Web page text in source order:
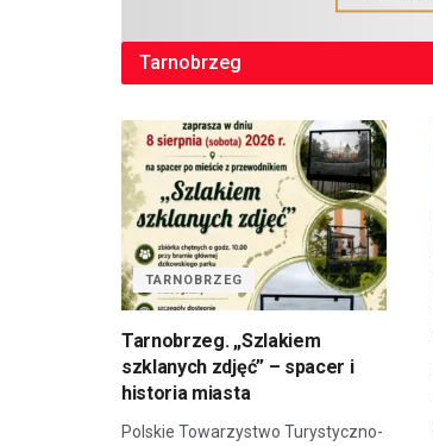
Tarnobrzeg
TARNOBRZEG
Tarnobrzeg. „Szlakiem
szklanych zdjęć” – spacer i
historia miasta
Polskie Towarzystwo Turystyczno-